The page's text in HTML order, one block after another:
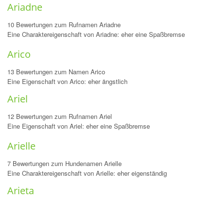
Ariadne
10 Bewertungen zum Rufnamen Ariadne
Eine Charaktereigenschaft von Ariadne: eher eine Spaßbremse
Arico
13 Bewertungen zum Namen Arico
Eine Eigenschaft von Arico: eher ängstlich
Ariel
12 Bewertungen zum Rufnamen Ariel
Eine Eigenschaft von Ariel: eher eine Spaßbremse
Arielle
7 Bewertungen zum Hundenamen Arielle
Eine Charaktereigenschaft von Arielle: eher eigenständig
Arieta